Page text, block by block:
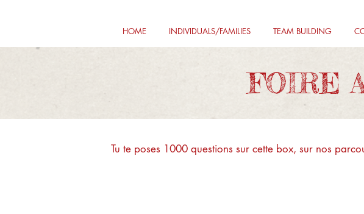
HOME INDIVIDUALS/FAMILIES TEAM BUILDING
FOIRE
Tu te poses 1000 questions sur cette box, sur nos